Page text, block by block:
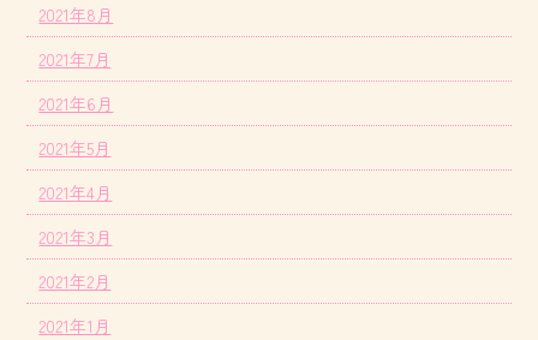
2021年8月
2021年7月
2021年6月
2021年5月
2021年4月
2021年3月
2021年2月
2021年1月